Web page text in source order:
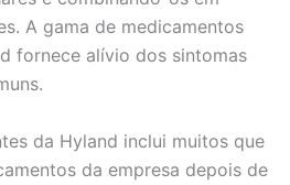
A gama de medicamentos
fornece alívio dos sintomas
da Hyland inclui muitos que
da empresa depois de